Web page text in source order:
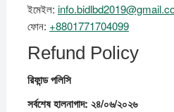
ইমেইল:
ফোন: +8801771704099
Refund Policy
রিফান্ডপলিসি
সর্বশেষহালনাগাদ: ২৪/০৬/২০২৬